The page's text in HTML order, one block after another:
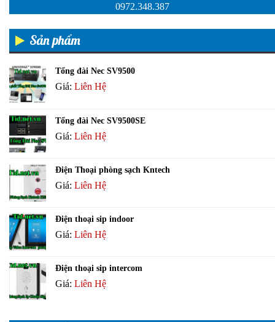
0972.348.387
Sản phẩm
Tổng đài Nec SV9500
Giá: Liên Hệ
Tổng đài Nec SV9500SE
Giá: Liên Hệ
Điện Thoại phòng sạch Kntech
Giá: Liên Hệ
Điện thoại sip indoor
Giá: Liên Hệ
Điện thoại sip intercom
Giá: Liên Hệ